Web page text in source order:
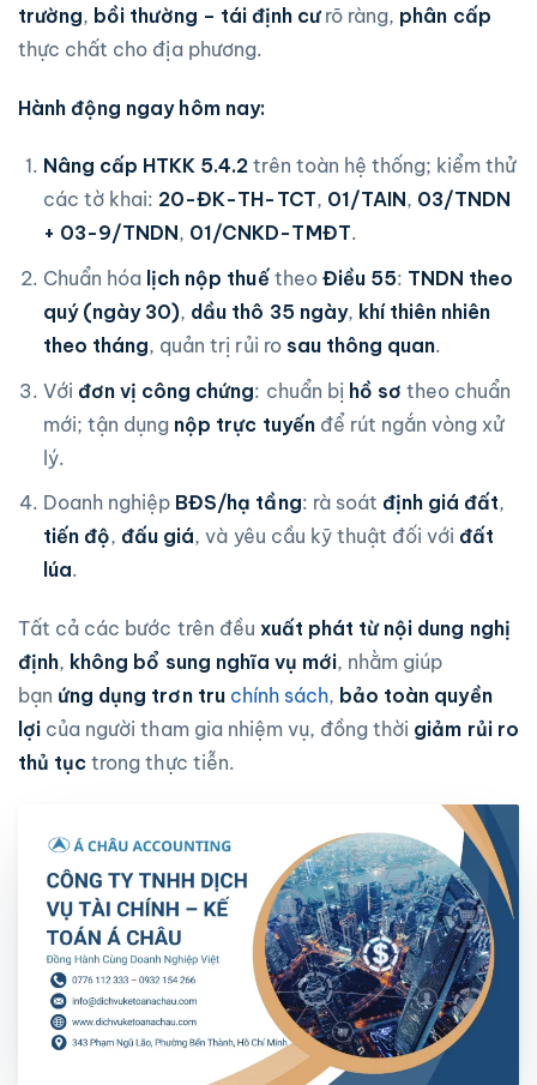
trường, bồi thường – tái định cưrõ ràng, phân cấp
thực chất cho địa phương.
Hành động ngay hôm nay:
Nâng cấp HTKK 5.4.2 trên toàn hệ thống; kiểm thử
các tờ khai: 20-ĐK-TH-TCT, 01/TAIN, 03/TNDN
+ 03-9/TNDN, 01/CNKD-TMĐT.
Chuẩn hóa lịch nộp thuếtheo Điều 55: TNDN theo
quý (ngày 30), dầu thô 35 ngày, khí thiên nhiên
theo tháng, quản trị rủi ro sau thông quan.
Với đơn vị công chứng: chuẩn bị hồ sơ theo chuẩn
mới; tận dụng nộp trực tuyếnđể rút ngắn vòng xử
lý.
Doanh nghiệp BĐS/hạ tầng: rà soát định giá đất,
tiến độ, đấu giá, và yêu cầu kỹ thuật đối với đất
lúa.
Tất cả các bước trên đều xuất phát từ nội dung nghị
định, không bổ sung nghĩa vụ mới, nhằm giúp
bạn ứng dụng trơn tru chính sách, bảo toàn quyền
lợi của người tham gia nhiệm vụ, đồng thời giảm rủi ro
thủ tục trong thực tiễn.